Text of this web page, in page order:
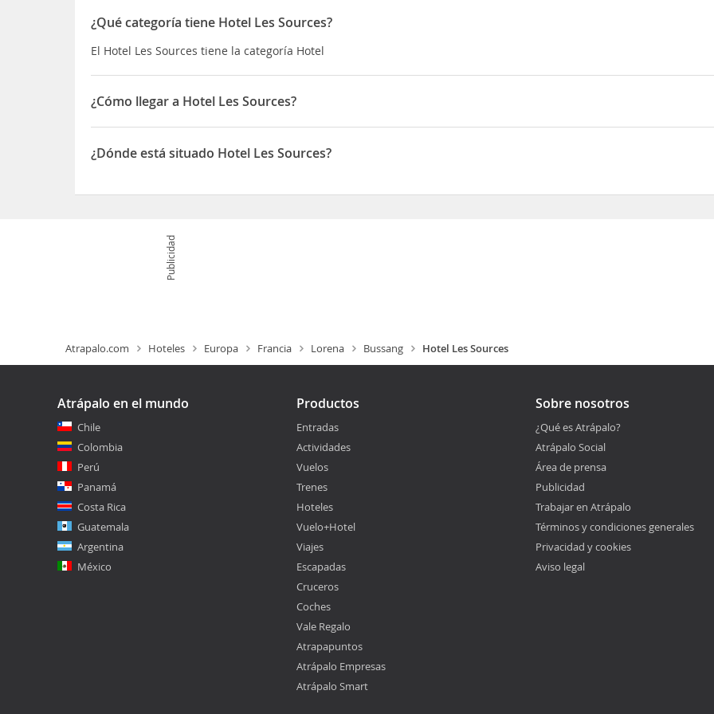
¿Qué categoría tiene Hotel Les Sources?
El Hotel Les Sources tiene la categoría Hotel
¿Cómo llegar a Hotel Les Sources?
Les Sources de Bussang está en la montaña y a menos de 15 minutos en coche de Estación de esquí Larcenaire en
Explotación minera de Thillot Además, esta casa de huéspedes con spa se encuentra a 22,6 km de La Bresse-
Museo Textil de los Vosgos
¿Dónde está situado Hotel Les Sources?
Publicidad
Atrapalo.com Hoteles Europa Francia Lorena Bussang Hotel Les Sources
Atrápalo en el mundo
Chile
Colombia
Perú
Panamá
Costa Rica
Guatemala
Argentina
México
Productos
Entradas
Actividades
Vuelos
Trenes
Hoteles
Vuelo+Hotel
Viajes
Escapadas
Cruceros
Coches
Vale Regalo
Atrapapuntos
Atrápalo Empresas
Atrápalo Smart
Sobre nosotros
¿Qué es Atrápalo?
Atrápalo Social
Área de prensa
Publicidad
Trabajar en Atrápalo
Términos y condiciones generales
Privacidad y cookies
Aviso legal